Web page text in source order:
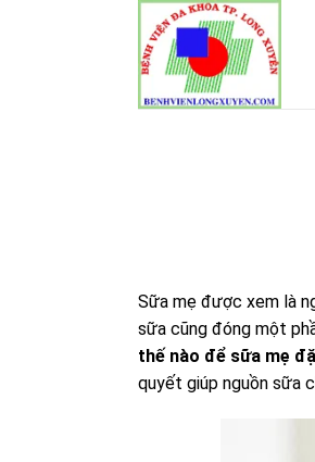
Sữa mẹ được xem là
sữa cũng đóng một
thế nào để sữa mẹ
quyết giúp nguồn sữa